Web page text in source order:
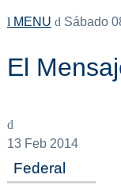
MENU Sábado
El
13Feb 2014
Federal